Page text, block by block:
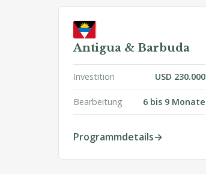
Antigua & Barbuda
Investition USD 230.000
Bearbeitung 6 bis 9 Monate
Programmdetails